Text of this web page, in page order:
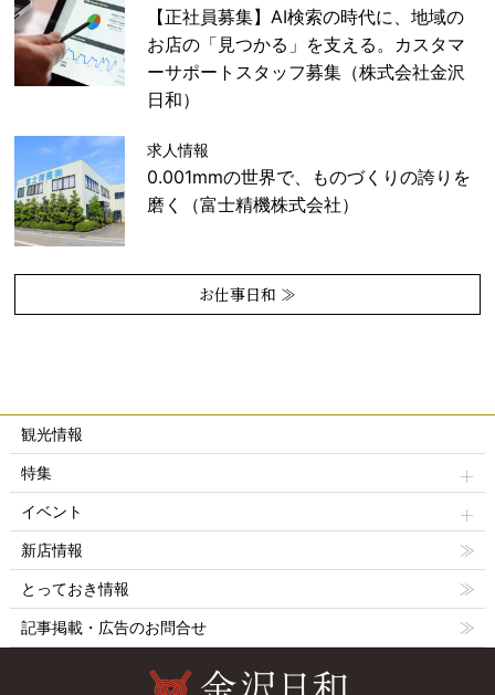
【正社員募集】AI検索の時代に、地域の
お店の「見つかる」を支える。カスタマ
ーサポートスタッフ募集（株式会社金沢
日和）
求人情報
0.001mmの世界で、ものづくりの誇りを
磨く（富士精機株式会社）
お仕事日和 ≫
観光情報
特集
イベント
新店情報
とっておき情報
記事掲載・広告のお問合せ